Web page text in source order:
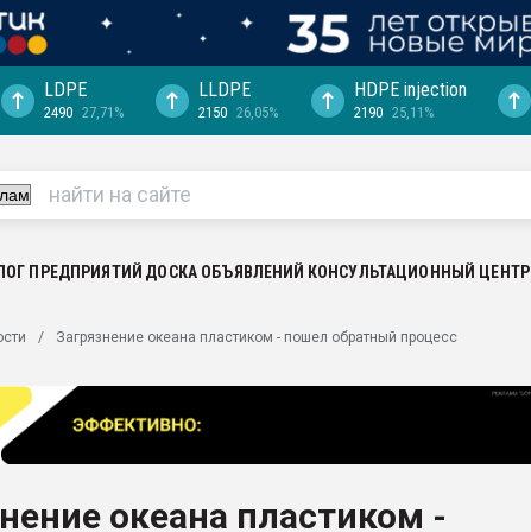
выходит на
рынке
LDPE
2490 27,71%
LLDPE
2150 26,05%
HDPE injection
2190 25,11%
ПРЕДПРИЯТИЙ ДОСКА ОБЪЯВЛЕНИЙ КОНСУЛЬТАЦИОННЫЙ ЦЕНТР
Загрязнение океана пластиком - пошел обратный процесс
океана пластиком -